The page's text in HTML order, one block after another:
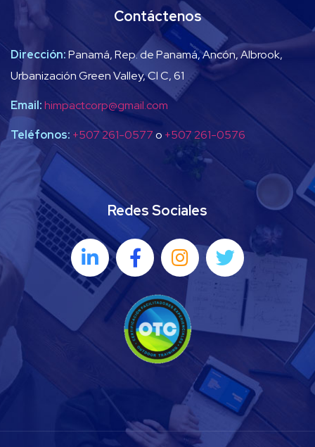
Contáctenos
Dirección:Panamá, Rep. de Panamá, Ancón, Albrook,
Urbanización Green Valley, Cl C, 61
Email:himpactcorp@gmail.com
Teléfonos: +507 261-0577o +507 261-0576
Redes Sociales